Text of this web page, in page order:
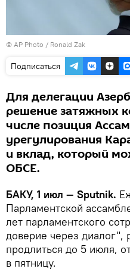
© AP Photo / Ronald Zak
Подписаться
Для делегации
решение затяжных
числе позиция
урегулирования
и вклад, который
ОБСЕ.
БАКУ, 1 июл — Sputnik.
Парламентской
лет парламентского
доверие через диалог",
продлиться до 5 июля,
в пятницу.